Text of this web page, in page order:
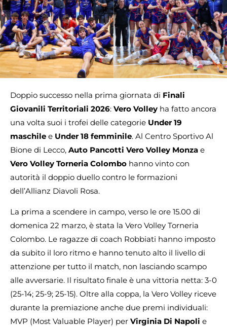
Doppio successo nella prima giornata di Finali
Giovanili Territoriali 2026: Vero Volley ha fatto ancora
una volta suoi i trofei delle categorie Under 19
maschile e Under 18 femminile. Al Centro Sportivo Al
Bione di Lecco, Auto Pancotti Vero Volley Monza e
Vero Volley Torneria Colombo hanno vinto con
autorità il doppio duello contro le formazioni
dell’Allianz Diavoli Rosa.
La prima a scendere in campo, verso le ore 15.00 di
domenica 22 marzo, è stata la Vero Volley Torneria
Colombo. Le ragazze di coach Robbiati hanno imposto
da subito il loro ritmo e hanno tenuto alto il livello di
attenzione per tutto il match, non lasciando scampo
alle avversarie. Il risultato finale è una vittoria netta: 3-0
(25-14; 25-9; 25-15). Oltre alla coppa, la Vero Volley riceve
durante la premiazione anche due premi individuali:
MVP (Most Valuable Player) per Virginia Di Napoli e